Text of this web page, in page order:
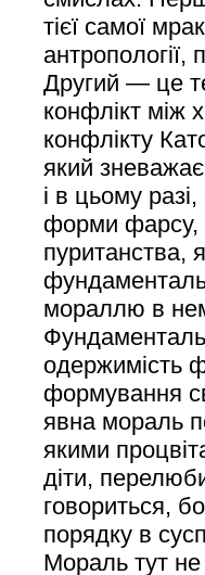
тієї самої
антропології,
Другий — це
конфлікт між
конфлікту
який
і в цьому
форми фарсу,
пуританства,
мораллю в
одержимість
формування
явна мораль
якими
діти,
говориться,
порядку в
Мораль тут не